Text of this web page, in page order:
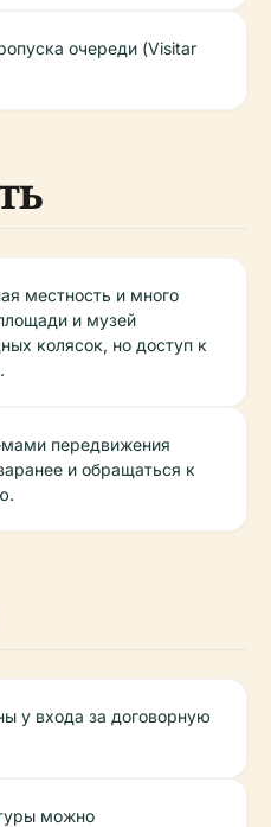
очереди (Visitar
местность и много
и музей
колясок, но доступ к
передвижения
и обращаться к
у входа за договорную
можно